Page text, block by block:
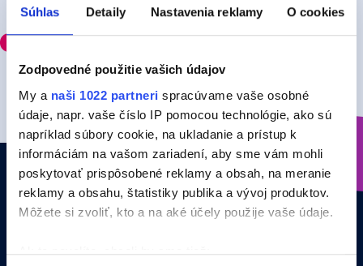
Súhlas Detaily Nastavenia reklamy O cookies
Zodpovedné použitie vašich údajov
My a naši 1022 partneri spracúvame vaše osobné
údaje, napr. vaše číslo IP pomocou technológie, ako sú
napríklad súbory cookie, na ukladanie a prístup k
informáciám na vašom zariadení, aby sme vám mohli
poskytovať prispôsobené reklamy a obsah, na meranie
reklamy a obsahu, štatistiky publika a vývoj produktov.
Môžete si zvoliť, kto a na aké účely použije vaše údaje.
Ak to povolíte, chceli by sme tiež:
Štúdio
0903 943 003
Doprava
0800 800 200
Recepcia E-mail